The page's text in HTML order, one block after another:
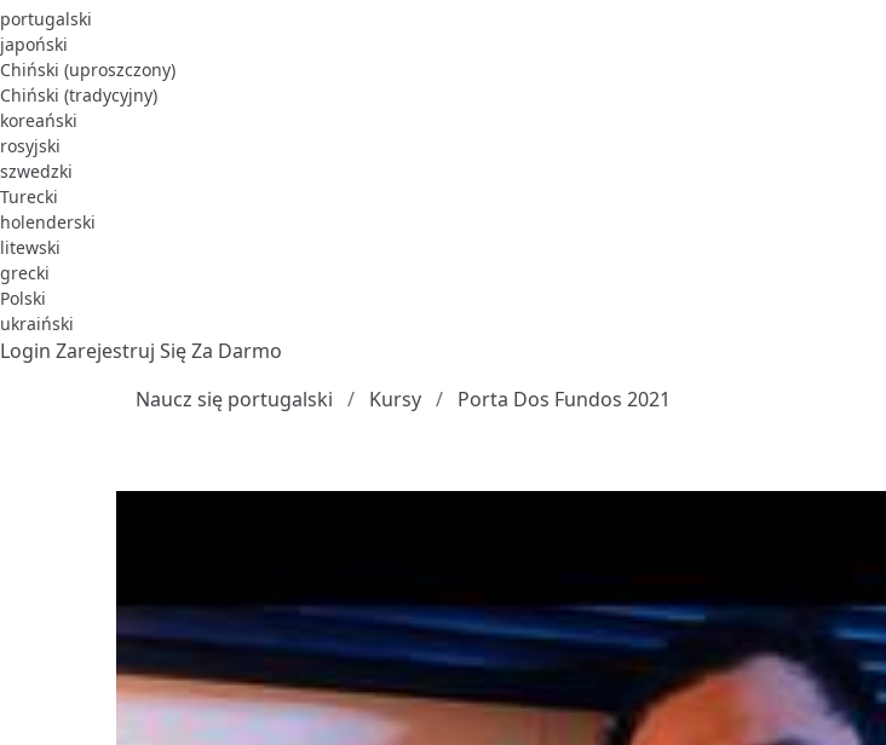
portugalski
japoński
Chiński (uproszczony)
Chiński (tradycyjny)
koreański
rosyjski
szwedzki
Turecki
holenderski
litewski
grecki
Polski
ukraiński
Login Zarejestruj Się Za Darmo
Naucz się portugalski
Kursy Porta Dos Fundos 2021